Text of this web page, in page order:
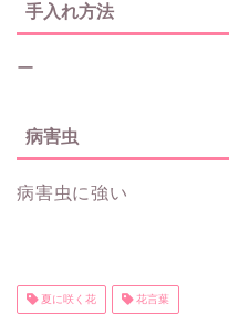
手入れ方法
ー
病害虫
病害虫に強い
夏に咲く花 花言葉